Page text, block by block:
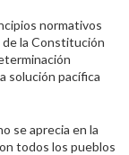
normativos
de la Constitución
solución pacífica
se aprecia en la
todos los pueblos